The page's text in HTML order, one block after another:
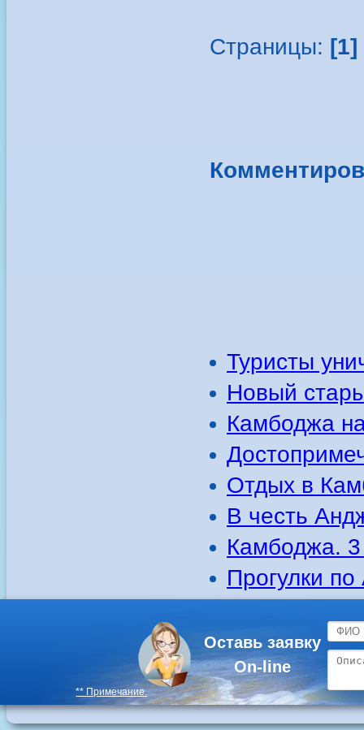
Страницы: [1]
Туристы
Новый
Камбоджа
Отдых в
В честь
Камбоджа. 3
Прогулки по
** Примечание.
Оставь заявку
On-line